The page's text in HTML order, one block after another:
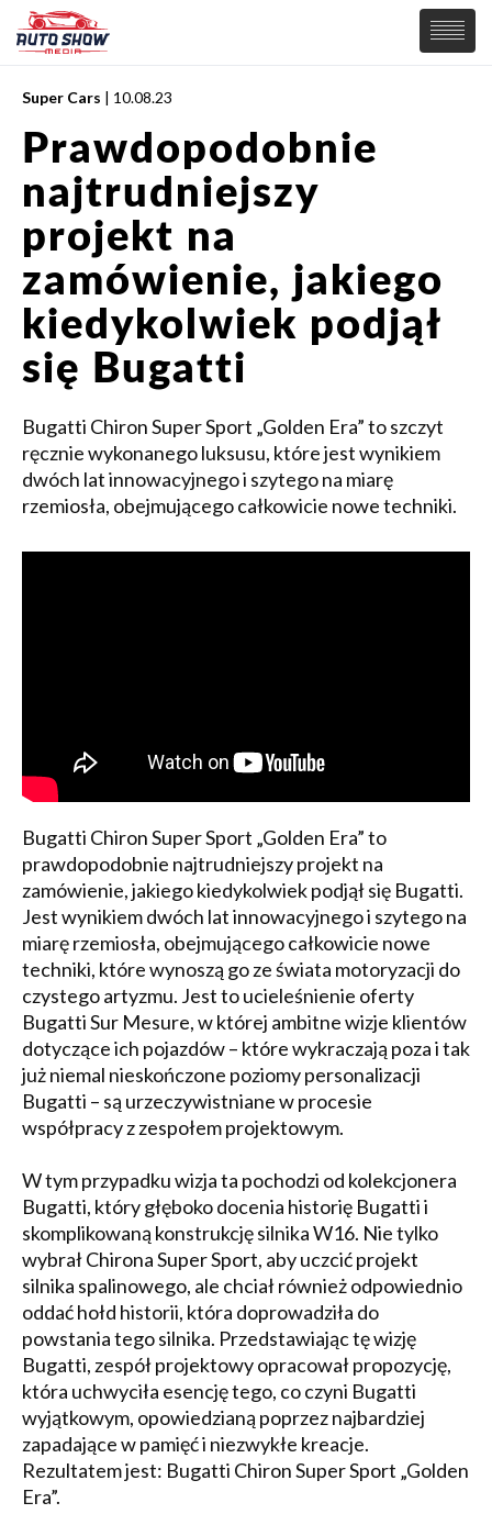
PREMIERY
SAMOCHODY
Wiadomości
Supersamochody
Samochody Koncepcyjne
Tuning
Elektryczne
MOTORSPORT
Super Cars | 10.08.23
Prawdopodobnie
najtrudniejszy
projekt na
zamówienie, jakiego
kiedykolwiek podjął
się Bugatti
Bugatti Chiron Super Sport „Golden Era” to szczyt
ręcznie wykonanego luksusu, które jest wynikiem
dwóch lat innowacyjnego i szytego na miarę
rzemiosła, obejmującego całkowicie nowe techniki.
Bugatti Chiron Super Sport „Golden Era” to
prawdopodobnie najtrudniejszy projekt na
zamówienie, jakiego kiedykolwiek podjął się Bugatti.
Jest wynikiem dwóch lat innowacyjnego i szytego na
miarę rzemiosła, obejmującego całkowicie nowe
techniki, które wynoszą go ze świata motoryzacji do
czystego artyzmu. Jest to ucieleśnienie oferty
Bugatti Sur Mesure, w której ambitne wizje klientów
dotyczące ich pojazdów – które wykraczają poza i tak
już niemal nieskończone poziomy personalizacji
Bugatti – są urzeczywistniane w procesie
współpracy z zespołem projektowym.
W tym przypadku wizja ta pochodzi od kolekcjonera
Bugatti, który głęboko docenia historię Bugatti i
skomplikowaną konstrukcję silnika W16. Nie tylko
wybrał Chirona Super Sport, aby uczcić projekt
silnika spalinowego, ale chciał również odpowiednio
oddać hołd historii, która doprowadziła do
powstania tego silnika. Przedstawiając tę wizję
Bugatti, zespół projektowy opracował propozycję,
która uchwyciła esencję tego, co czyni Bugatti
wyjątkowym, opowiedzianą poprzez najbardziej
zapadające w pamięć i niezwykłe kreacje.
Rezultatem jest: Bugatti Chiron Super Sport „Golden
Era”.